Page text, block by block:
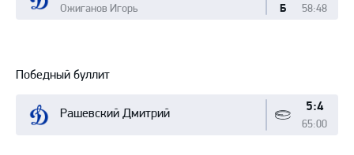
Ожиганов Игорь 58:48
Б
Победный буллит
Рашевский Дмитрий 5:4
65:00